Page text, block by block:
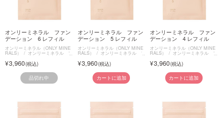
オンリーミネラル ファン
デーション 6 レフィル
オンリーミネラル（ONLY MINE
RALS） オンリーミネラル フ
3,960
品切れ中
オンリーミネラル ファン
デーション 5 レフィル
オンリーミネラル（ONLY MINE
RALS） オンリーミネラル フ
3,960
カートに追加
オンリーミネラル ファン
デーション 4 レフィル
オンリーミネラル（ONLY MINE
RALS） オンリーミネラル フ
3,960
カートに追加